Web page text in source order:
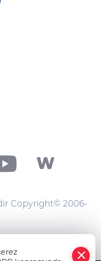
Copyright© 2006-